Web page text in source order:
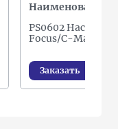
Наименование
PS0602 Насос
Focus/C-Max/
Заказать